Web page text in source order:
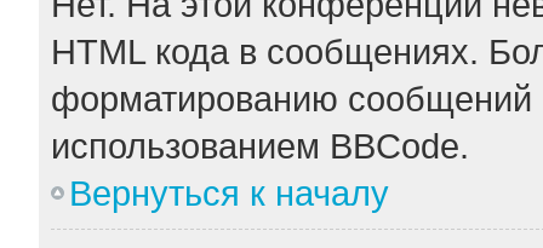
HTML кода в сообщениях.
форматированию сообщений
использованием BBCode.
Вернуться к началу